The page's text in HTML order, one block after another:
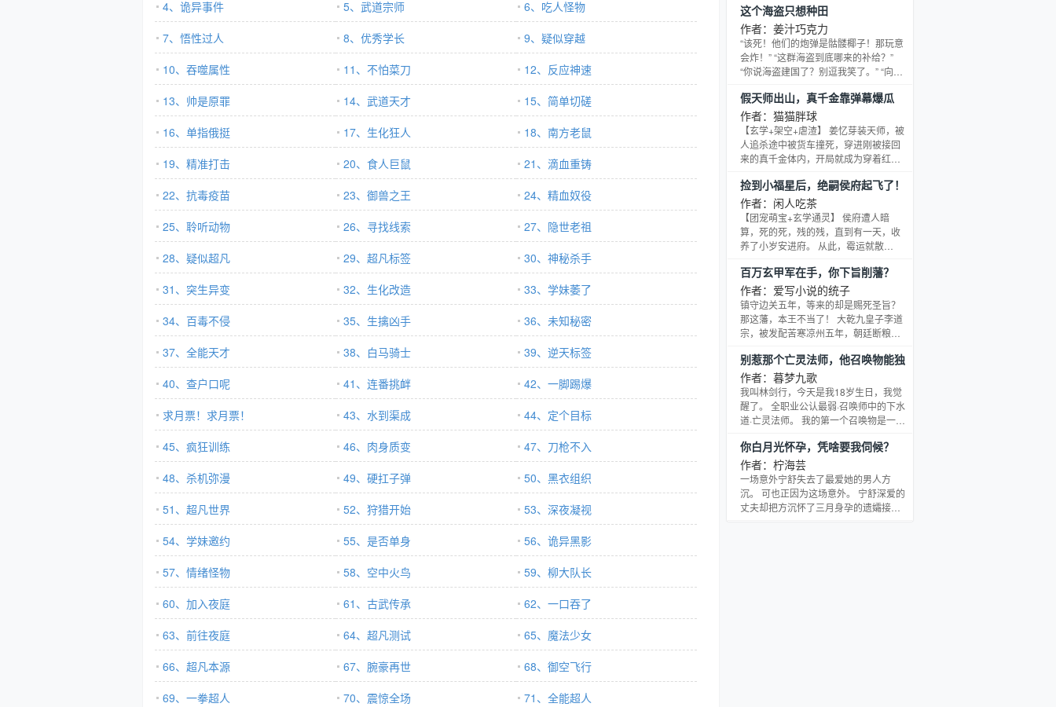
4、诡异事件
5、武道宗师
6、吃人怪物
7、悟性过人
8、优秀学长
9、疑似穿越
10、吞噬属性
11、不怕菜刀
12、反应神速
13、帅是原罪
14、武道天才
15、简单切磋
16、单指俄挺
17、生化狂人
18、南方老鼠
19、精准打击
20、食人巨鼠
21、滴血重铸
22、抗毒疫苗
23、御兽之王
24、精血奴役
25、聆听动物
26、寻找线索
27、隐世老祖
28、疑似超凡
29、超凡标签
30、神秘杀手
31、突生异变
32、生化改造
33、学妹萎了
34、百毒不侵
35、生擒凶手
36、未知秘密
37、全能天才
38、白马骑士
39、逆天标签
40、查户口呢
41、连番挑衅
42、一脚踢爆
求月票！求月票！
43、水到渠成
44、定个目标
45、疯狂训练
46、肉身质变
47、刀枪不入
48、杀机弥漫
49、硬扛子弹
50、黑衣组织
51、超凡世界
52、狩猎开始
53、深夜凝视
54、学妹邀约
55、是否单身
56、诡异黑影
57、情绪怪物
58、空中火鸟
59、柳大队长
60、加入夜庭
61、古武传承
62、一口吞了
63、前往夜庭
64、超凡测试
65、魔法少女
66、超凡本源
67、腕豪再世
68、御空飞行
69、一拳超人
70、震惊全场
71、全能超人
命，最后一起穿越。穿越后，周离才发
现这玩意压根就不是所谓的黄皮耗子。
——这是一只黄大仙。然后，黄大仙对
周离发出了邀请。 “为了活命，成为出马
仙吧。”
这个海盗只想种田
作者：姜汁巧克力
“该死！他们的炮弹是骷髅椰子！那玩意
会炸！” “这群海盗到底哪来的补给？”
“你说海盗建国了？别逗我笑了。” “向您
锄头看着海盗船上的菜园子，脸上露出
了老农一样的笑容。 别人打生打死和他
没关系，他就想种种田旅旅游，在幽灵
船上种田正好两者能一起满足。 所以，
今天种点什么好呢？
假天师出山，真千金靠弹幕爆瓜
作者：猫猫胖球
【玄学+架空+虐渣】 姜忆芽装天师，被
人追杀途中被货车撞死，穿进刚被接回
来的真千金体内，开局就成为穿着红嫁
娘。 跑出棺材，觉醒金手指弹幕，靠着
弹幕，她有瓜就敢爆，丝毫不把‘受害者
们’即将喜提手铐和免费套餐而苦恼。 姜
忆芽刚要回去找夏家报仇，才知道她入
馆当天就被夏家销户，成为‘死人’黑户。
经为祁修穿过嫁衣，入过棺，算正式结
完冥婚
捡到小福星后，绝嗣侯府起飞了！
作者：闲人吃茶
【团宠萌宝+玄学通灵】 侯府遭人暗
算，死的死，残的残，直到有一天，收
养了小岁安进府。 从此，霉运就散
不起的二哥苏醒了，失踪已久的侯爷也
归家了！ ?还有什么绝嗣姨母，疯魔将
军，重病皇后…… ?小岁安能通天地万
灵，指哪打哪，经她点拨，连衰败的国
运都好起来了！ ?惹得皇帝都捶胸顿
百万玄甲军在手，你下旨削藩？
作者：爱写小说的统子
镇守边关五年，等来的却是赐死圣旨？
那这藩，本王不当了！ 大乾九皇子李道
宗，被发配苦寒凉州五年，朝廷断粮断
兵败将，老皇帝更是派人送来一杯鸩
酒，下旨削藩赐死！ 殊不知，李道宗早
就绑定了【帝王签到系统】！五年隐
忍，他早已将凉州打造成铜墙铁壁！ 当
钦差太监端着鸩酒趾高气昂时—— “殿
戟将钦差死死钉在墙上！程咬金一斧劈
碎宣旨大案！ 李道
别惹那个亡灵法师，他召唤物能独
自升级
作者：暮梦九歌
我叫林剑行，今天是我18岁生日，我觉
醒了。 全职业公认最弱·召唤师中的下水
道·亡灵法师。 我的第一个召唤物是一只
后你就给我做做饭、洗洗衣服，别去打
怪了，怪太凶。” 小僵尸抽搐了一下，弹
出了一条信息： 【三十年河东，三十年
河西，莫欺少年穷！】 然后它离家出走
了。 我追出去喊：“还回家吃饭吗？！”
你白月光怀孕，凭啥要我伺候？
作者：柠海芸
一场意外宁舒失去了最爱她的男人方
沉。 可也正因为这场意外。 宁舒深爱的
丈夫却把方沉怀了三月身孕的遗孀接到